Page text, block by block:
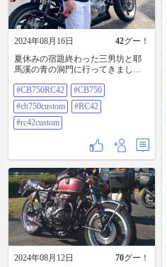
2024年08月16日 42グー！
夏休みの宿題終わった三男坊と耶
馬溪の青の洞門に行ってきましたv
#rc42 #rc42custom
#CB750RC42
#CB750
#cb750custom
#RC42
#rc42custom
2024年08月12日 70グー！